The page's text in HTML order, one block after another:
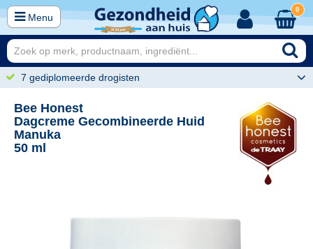
Menu
0
7 gediplomeerde drogisten
Bee Honest
Dagcreme Gecombineerde Huid
Manuka
50 ml